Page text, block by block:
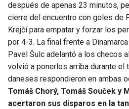
después de apenas 23 minutos,
cierre del encuentro con goles de
Krejčí para empatar y forzar los
por 4-3. La final frente a
Pavel Šulc adelantó a los checos
volvió a ponerlos arriba durante el
daneses respondieron en ambas
Tomáš Chorý, Tomáš Souček y
acertaron sus disparos en la